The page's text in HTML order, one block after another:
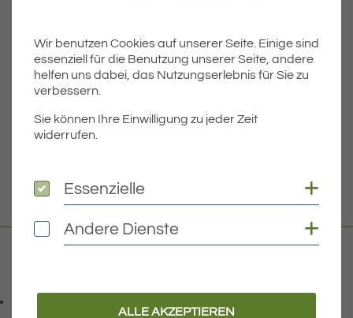
ÄLTERE
Titel für Beitrag
Abwasserverband Unteres Schussental
Titel für Beitrag
Bekanntmachung der Tierseuchenkasse (TSK) Baden-Württemberg
Telefonnummer: 0 7 5 4 1 9 7 0 8 0
Wir benutzen Cookies auf unserer Seite. Einige sind
essenziell für die Benutzung unserer Seite, andere
helfen uns dabei, das Nutzungserlebnis für Sie zu
verbessern.
Sie können Ihre Einwilligung zu jeder Zeit
widerrufen.
Essenzielle
Essenzielle
Andere Dienste
Andere Dienste
ALLE AKZEPTIEREN